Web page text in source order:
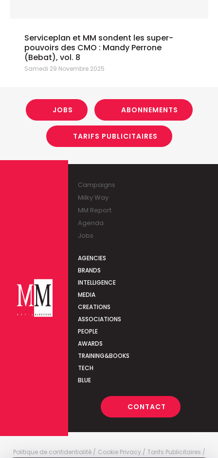
Serviceplan et MM sondent les super-
pouvoirs des CMO : Mandy Perrone
(Bebat), vol. 8
Samedi 29 Novembre 2025
JOBS ABONNEMENTS
TARIFS PUBLICITAIRES
Campaigns
Milky Way
MM Report
Agenda
Jobs
AGENCIES
BRANDS
INTELLIGENCE
MEDIA
CREATIONS
ASSOCIATIONS
PEOPLE
AWARDS
TRAINING&BOOKS
TECH
BLUE
CONTACT
Politique de confidentialité Cookie Privacy
Tarifs Publicitaires